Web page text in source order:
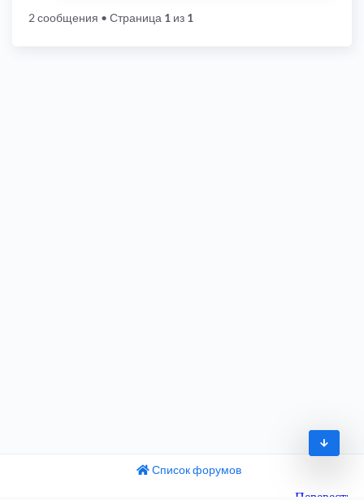
2 сообщения • Страница 1 из 1
Список форумов